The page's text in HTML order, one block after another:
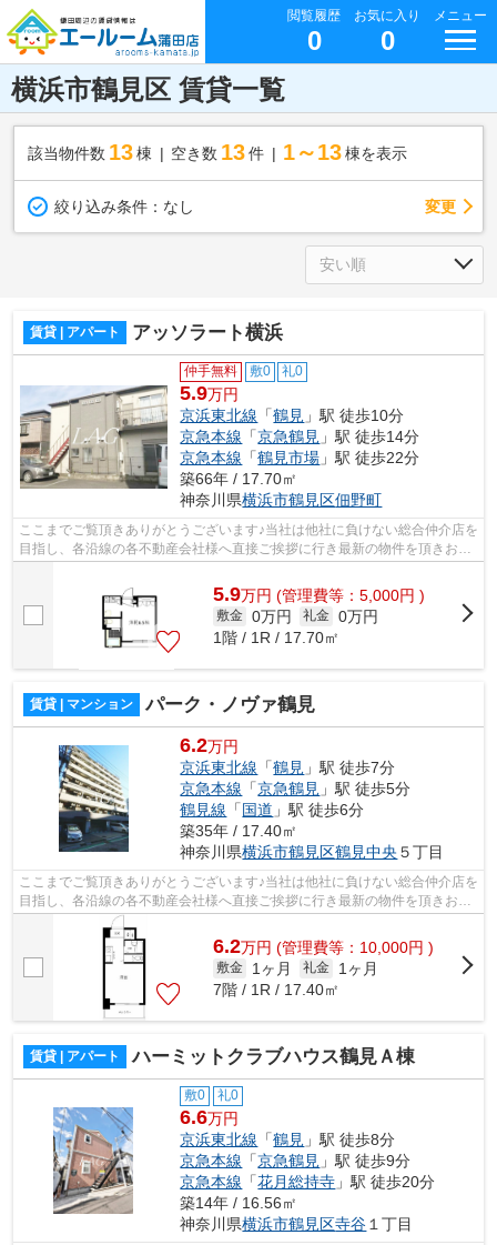
閲覧履歴
0
お気に入り
0
メニュー
横浜市鶴見区 賃貸一覧
該当物件数 13棟 空き数 13 件 1～13 棟を表示
絞り込み条件： なし 変更
賃貸 | アパート アッソラート横浜
仲手無料 敷0 礼0
5.9万円
京浜東北線 「鶴見 」駅 徒歩10分
京急本線 「京急鶴見 」駅 徒歩14分
京急本線 「鶴見市場 」駅 徒歩22分
築66年 / 17.70㎡
神奈川県横浜市鶴見区佃野町
ここまでご覧頂きありがとうございます♪当社は他社に負けない総合仲介店を
目指し、各沿線の各不動産会社様へ直接ご挨拶に行き最新の物件を頂きお客
5.9万円 (管理費等：5,000円 )
敷金 0万円 礼金 0万円
1階 / 1R / 17.70㎡
賃貸 | マンション パーク・ノヴァ鶴見
6.2万円
京浜東北線 「鶴見 」駅 徒歩7分
京急本線 「京急鶴見 」駅 徒歩5分
鶴見線 「国道 」駅 徒歩6分
築35年 / 17.40㎡
神奈川県横浜市鶴見区鶴見中央 ５丁目
ここまでご覧頂きありがとうございます♪当社は他社に負けない総合仲介店を
目指し、各沿線の各不動産会社様へ直接ご挨拶に行き最新の物件を頂きお客
様へ提供しております！最新の情報は...
6.2万円 (管理費等：10,000円 )
敷金 1ヶ月 礼金
1ヶ月
7階 / 1R / 17.40㎡
賃貸 | アパート ハーミットクラブハウス鶴見Ａ棟
敷0 礼0
6.6万円
京浜東北線 「鶴見 」駅 徒歩8分
京急本線 「京急鶴見 」駅 徒歩9分
京急本線 「花月総持寺 」駅 徒歩20分
築14年 / 16.56㎡
神奈川県横浜市鶴見区寺谷 １丁目